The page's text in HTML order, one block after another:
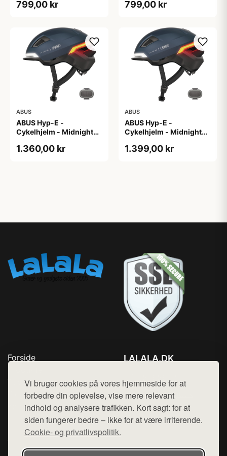
Vi bruger cookies på vores hjemmeside for at
forbedre din oplevelse, vise mere relevant
indhold og analysere trafikken. Kort sagt: for at
siden fungerer bedre – ikke for at være irriterende.
Cookie- og privatlivspolitik.
799,00 kr 799,00 kr
ABUS
ABUS Hyp-E -
Cykelhjelm - Midnight
1.360,00 kr
ABUS
ABUS Hyp-E -
Cykelhjelm - Midnight
1.399,00 kr
Forside
Top Rabatter
Blog
Kontakt
LALALA.DK
Mail: hej@want.dk
Cookie- og privatlivspolitik